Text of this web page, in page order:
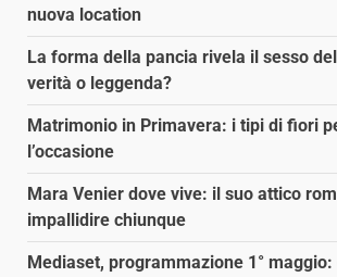
nuova location
La forma della pancia rivela il sesso
verità o leggenda?
Matrimonio in Primavera: i tipi di fiori
l’occasione
Mara Venier dove vive: il suo attico
impallidire chiunque
Mediaset, programmazione 1°